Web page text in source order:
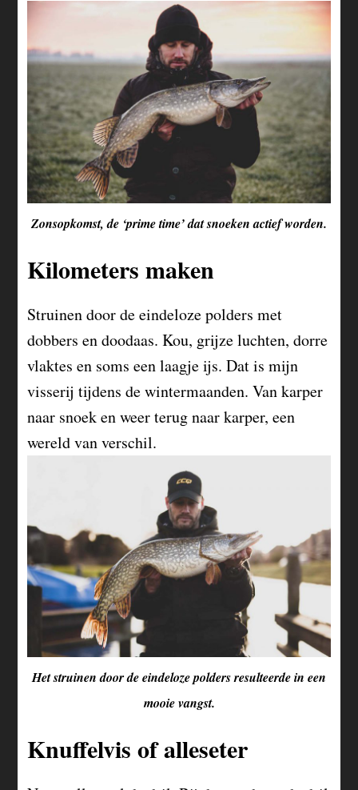
Zonsopkomst, de ‘prime time’ dat snoeken actief worden.
Kilometers maken
Struinen door de eindeloze polders met
dobbers en doodaas. Kou, grijze luchten, dorre
vlaktes en soms een laagje ijs. Dat is mijn
visserij tijdens de wintermaanden. Van karper
naar snoek en weer terug naar karper, een
wereld van verschil.
Het struinen door de eindeloze polders resulteerde in een
mooie vangst.
Knuffelvis of alleseter